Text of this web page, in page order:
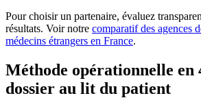
Pour choisir un partenaire, évaluez
résultats. Voir notre comparatif des agences
médecins étrangers en France.
Méthode opérationnelle en
dossier au lit du patient